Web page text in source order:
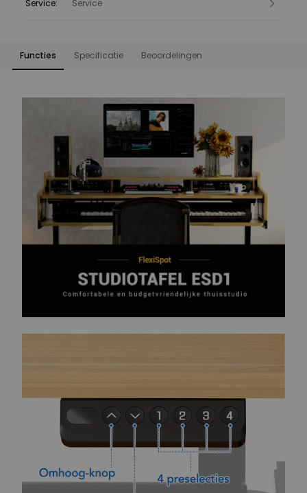
Service: Service
Functies Specificatie Beoordelingen